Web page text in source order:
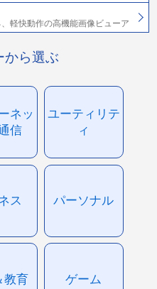
軽快動作の高機能画像ビューア
から選ぶ
ネッ
信
ユーティリテ
ィ
ス パーソナル
教育 ゲーム